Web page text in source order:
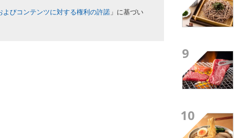
よびコンテンツに対する権利の許諾 」に基づい
9
10